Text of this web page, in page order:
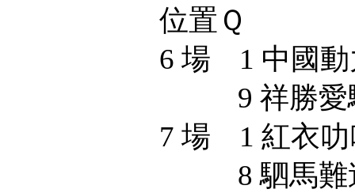
位置Ｑ
6 場 1 中國動
9 祥勝愛
7 場 1 紅衣叻
8 駟馬難追